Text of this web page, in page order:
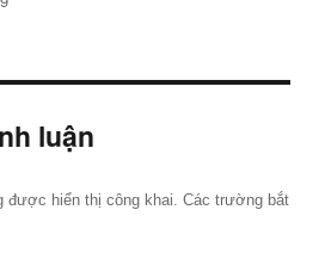
luận
được hiển thị công khai. Các trường bắt